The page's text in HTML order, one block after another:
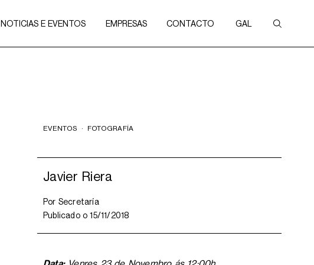
NOTICIAS E EVENTOS EMPRESAS CONTACTO GAL
EVENTOS · FOTOGRAFÍA
Javier Riera
Por Secretaría
Publicado o15/11/2018